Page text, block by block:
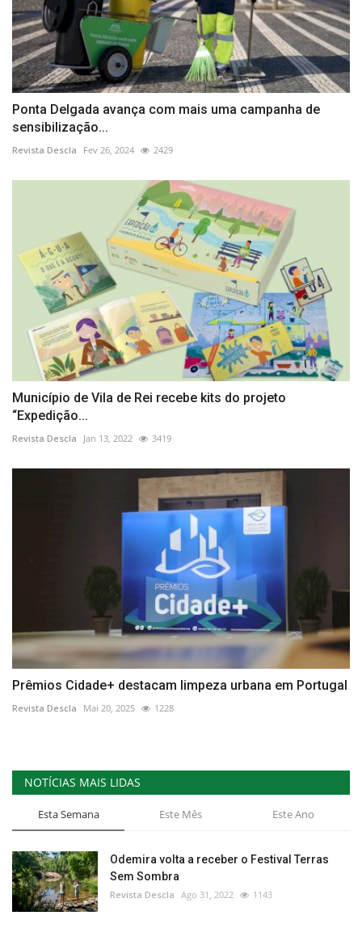
Ponta Delgada avança com mais uma campanha de
sensibilização...
Revista Descla Fev 26, 2024 2429
Município de Vila de Rei recebe kits do projeto
“Expedição...
Revista Descla Jan 13, 2022 3419
Prêmios Cidade+ destacam limpeza urbana em Portugal
Revista Descla Mai 20, 2025 1228
NOTÍCIAS MAIS LIDAS
Esta Semana Este Mês Este Ano
Odemira volta a receber o Festival Terras
Sem Sombra
Revista Descla Ago 31, 2022 1143